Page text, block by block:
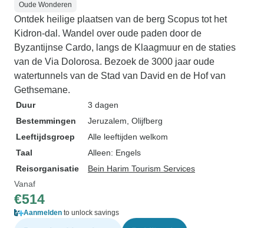
Oude Wonderen
Ontdek heilige plaatsen van de berg Scopus tot het
Kidron-dal. Wandel over oude paden door de
Byzantijnse Cardo, langs de Klaagmuur en de staties
van de Via Dolorosa. Bezoek de 3000 jaar oude
watertunnels van de Stad van David en de Hof van
Gethsemane.
Duur
3 dagen
Bestemmingen
Jeruzalem , Olijfberg
Leeftijdsgroep
Alle leeftijden welkom
Taal
Alleen: Engels
Reisorganisatie
Bein Harim Tourism Services
Vanaf
€514
Aanmelden to unlock savings